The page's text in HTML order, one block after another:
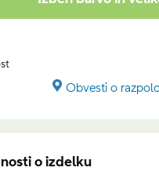
Obvesti o
o izdelku